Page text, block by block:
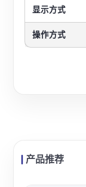
显示方式
操作方式
产品推荐